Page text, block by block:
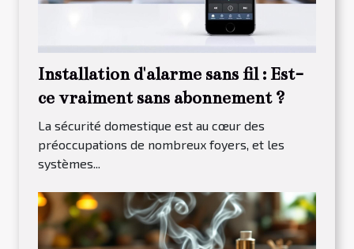
Installation d'alarme sans fil : Est-
ce vraiment sans abonnement ?
La sécurité domestique est au cœur des
préoccupations de nombreux foyers, et les
systèmes...